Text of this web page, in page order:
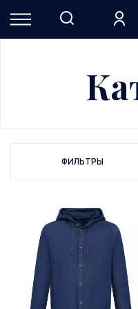
ФИЛЬТРЫ